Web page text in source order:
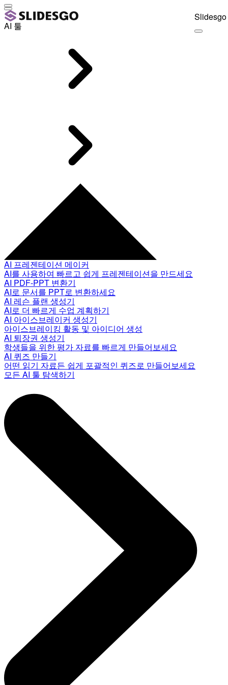
AI 툴
AI 프레젠테이션 메이커
AI를 사용하여 빠르고 쉽게 프레젠테이션을 만드세요
AI PDF-PPT 변환기
AI로 문서를 PPT로 변환하세요
AI 레슨 플랜 생성기
AI로 더 빠르게 수업 계획하기
AI 아이스브레이커 생성기
아이스브레이킹 활동 및 아이디어 생성
AI 퇴장권 생성기
학생들을 위한 평가 자료를 빠르게 만들어보세요
AI 퀴즈 만들기
어떤 읽기 자료든 쉽게 포괄적인 퀴즈로 만들어보세요
모든 AI 툴 탐색하기